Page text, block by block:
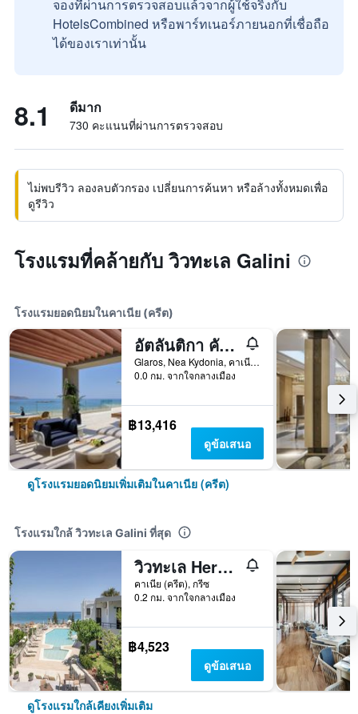
จองที่ผ่านการตรวจสอบแล้วจากผู้ใช้จริงกับ
HotelsCombined หรือพาร์ทเนอร์ภายนอกที่เชื่อถือ
ได้ของเราเท่านั้น
8.1 ดีมาก
730 คะแนนที่ผ่านการตรวจสอบ
ไม่พบรีวิว ลองลบตัวกรอง เปลี่ยนการค้นหา หรือล้างทั้งหมดเพื่อ
ดูรีวิว
โรงแรมที่คล้ายกับ วิวทะเล Galini
โรงแรมยอดนิยมในคาเนีย (ครีต)
อัตลันติกา คัลลิสตัน รีสอร์ท - ผู้ใหญ่เท่านั้น
Glaros, Nea Kydonia, คาเนีย (ครีต), กรีซ
0.0 กม. จากใจกลางเมือง
฿13,416
ดูข้อเสนอ
ดูโรงแรมยอดนิยมเพิ่มเติมในคาเนีย (ครีต)
โรงแรมใกล้ วิวทะเล Galini ที่สุด
วิวทะเล Hermes
คาเนีย (ครีต), กรีซ
0.2 กม. จากใจกลางเมือง
฿4,523
ดูข้อเสนอ
ดูโรงแรมใกล้เคียงเพิ่มเติม